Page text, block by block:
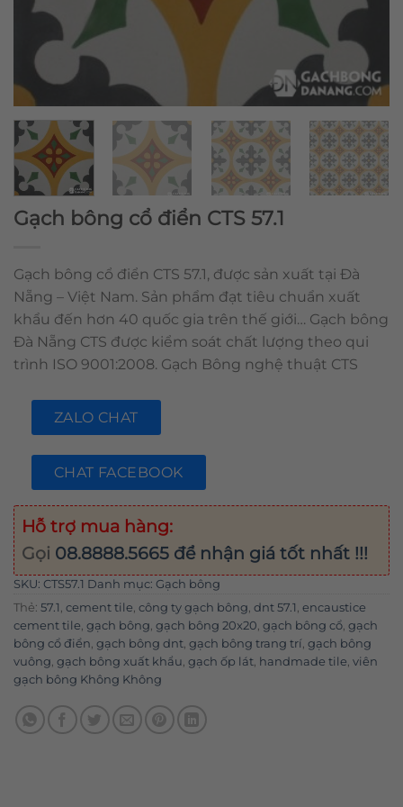
Gạch bông cổ điển CTS 57.1
Gạch bông cổ điển CTS 57.1, được sản xuất tại Đà
Nẵng – Việt Nam. Sản phẩm đạt tiêu chuẩn xuất
khẩu đến hơn 40 quốc gia trên thế giới… Gạch bông
Đà Nẵng CTS được kiểm soát chất lượng theo qui
trình ISO 9001:2008. Gạch Bông nghệ thuật CTS
ZALO CHAT
CHAT FACEBOOK
Hỗ trợ mua hàng:
Gọi 08.8888.5665 để nhận giá tốt nhất !!!
SKU: CTS57.1 Danh mục: Gạch bông
Thẻ: 57.1 cement tile công ty gạch bông dnt 57.1 encaustice
cement tile gạch bông gạch bông 20x20 gạch bông cổ gạch
bông cổ điển gạch bông dnt gạch bông trang trí gạch bông
vuông gạch bông xuất khẩu gạch ốp lát handmade tile viên
gạch bông Không Không